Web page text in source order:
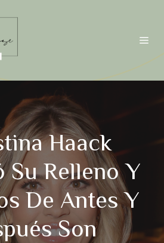
Haack
Relleno Y
De Antes Y
Son